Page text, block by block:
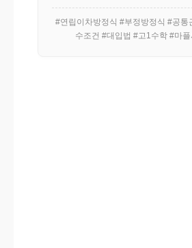
#연립이차방정식 #부정방정식 #공통
수조건 #대입법 #고1수학 #마플